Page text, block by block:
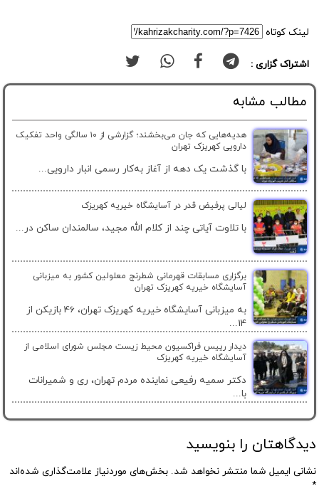
لینک کوتاه
اشتراک گزاری :
مطالب مشابه
هدیه‌هایی که جان می‌بخشند؛ گزارشی از ۱۰ سالگی واحد تفکیک
دارویی کهریزک تهران
با گذشت یک دهه از آغاز به‌کار رسمی انبار دارویی...
لیالی پرفیض قدر در آسایشگاه خیریه کهریزک
با تلاوت آیاتی چند از کلام الله مجید، سالمندان ساکن در...
برگزاری مسابقات قهرمانی شطرنج معلولین کشور به میزبانی
آسایشگاه خیریه کهریزک تهران
به میزبانی آسایشگاه خیریه کهریزک تهران، 46 بازیکن از
14...
دیدار رییس فراکسیون محیط زیست مجلس شورای اسلامی از
آسایشگاه خیریه کهریزک
دکتر سمیه رفیعی نماینده مردم تهران، ری و شمیرانات
با...
دیدگاهتان را بنویسید
نشانی ایمیل شما منتشر نخواهد شد. بخش‌های موردنیاز علامت‌گذاری شده‌اند